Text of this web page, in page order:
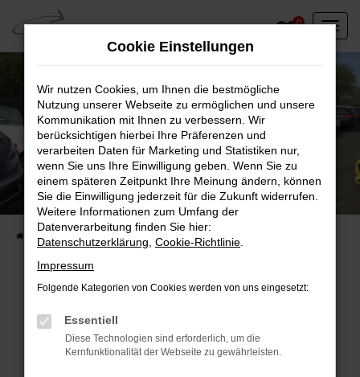
Zum
Hauptinhalt
springen
0
Unser Fahrzeugbestand vor Ort
Entdecken Sie unsere sofort verfügbaren
Fahrzeugangebote
Fehler: Network Error
Beim Laden ist ein Fehler aufgetreten.
Hier sind ein paar Tipps, die dir helfen können:
Cookie Einstellungen
Wir nutzen Cookies, um Ihnen die bestmögliche
Nutzung unserer Webseite zu ermöglichen und unsere
Kommunikation mit Ihnen zu verbessern. Wir
berücksichtigen hierbei Ihre Präferenzen und
verarbeiten Daten für Marketing und Statistiken nur,
wenn Sie uns Ihre Einwilligung geben. Wenn Sie zu
einem späteren Zeitpunkt Ihre Meinung ändern, können
Sie die Einwilligung jederzeit für die Zukunft widerrufen.
Weitere Informationen zum Umfang der
Datenverarbeitung finden Sie hier:
Datenschutzerklärung Cookie-Richtlinie
Impressum
Folgende Kategorien von Cookies werden von uns eingesetzt:
Essentiell
Diese Technologien sind erforderlich, um die
Kernfunktionalität der Webseite zu gewährleisten.